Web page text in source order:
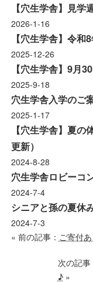
【穴生学舎】見学
2026-1-16
【穴生学舎】令和
2025-12-26
【穴生学舎】9月
2025-9-18
穴生学舎入学のご
2025-1-17
【穴生学舎】夏
更新）
2024-8-28
穴生学舎ロビーコ
2024-7-4
シニアと孫の夏休
2024-7-3
« 前の記事： ご寄付
次の記事
♪»